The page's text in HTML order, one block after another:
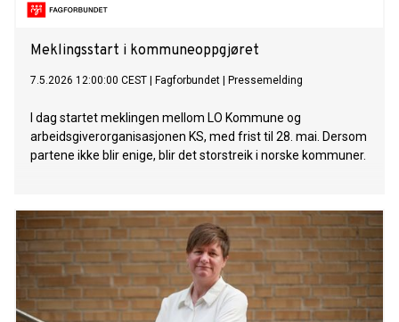
Meklingsstart i kommuneoppgjøret
7.5.2026 12:00:00 CEST Fagforbundet Pressemelding
I dag startet meklingen mellom LO Kommune og
arbeidsgiverorganisasjonen KS, med frist til 28. mai. Dersom
partene ikke blir enige, blir det storstreik i norske kommuner.